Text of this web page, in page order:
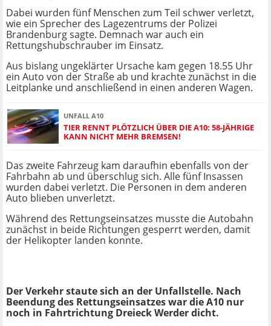
Dabei wurden fünf Menschen zum Teil schwer verletzt,
wie ein Sprecher des Lagezentrums der Polizei
Brandenburg sagte. Demnach war auch ein
Rettungshubschrauber im Einsatz.
Aus bislang ungeklärter Ursache kam gegen 18.55 Uhr
ein Auto von der Straße ab und krachte zunächst in die
Leitplanke und anschließend in einen anderen Wagen.
UNFALL A10
TIER RENNT PLÖTZLICH ÜBER DIE A10: 58-JÄHRIGE
KANN NICHT MEHR BREMSEN!
Das zweite Fahrzeug kam daraufhin ebenfalls von der
Fahrbahn ab und überschlug sich. Alle fünf Insassen
wurden dabei verletzt. Die Personen in dem anderen
Auto blieben unverletzt.
Während des Rettungseinsatzes musste die Autobahn
zunächst in beide Richtungen gesperrt werden, damit
der Helikopter landen konnte.
Der Verkehr staute sich an der Unfallstelle. Nach
Beendung des Rettungseinsatzes war die A10 nur
noch in Fahrtrichtung Dreieck Werder dicht.